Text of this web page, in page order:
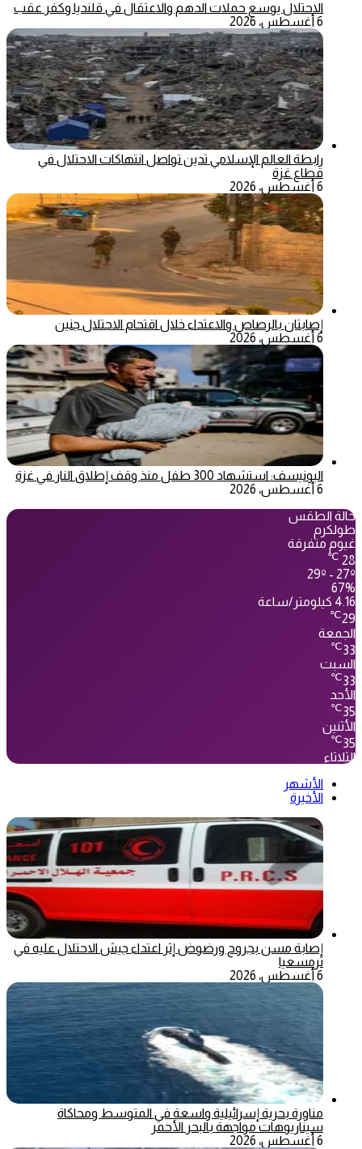
الاحتلال يوسع حملات الدهم والاعتقال في قلنديا وكفر عقب
6 أغسطس، 2026
رابطة العالم الإسلامي تدين تواصل انتهاكات الاحتلال في
قطاع غزة
6 أغسطس، 2026
إصابتان بالرصاص والاعتداء خلال اقتحام الاحتلال جنين
6 أغسطس، 2026
اليونيسف: استشهاد 300 طفل منذ وقف إطلاق النار في غزة
6 أغسطس، 2026
حالة الطقس
طولكرم
غيوم متفرقة
28
℃
29º - 27º
67%
4.16 كيلومتر/ساعة
29
℃
الجمعة
33
℃
السبت
33
℃
الأحد
35
℃
الأثنين
35
℃
الثلاثاء
الأشهر
الأخيرة
إصابة مسن بجروح ورضوض إثر اعتداء جيش الاحتلال عليه في
ترمسعيا
6 أغسطس، 2026
مناورة بحرية إسرائيلية واسعة في المتوسط ومحاكاة
سيناريوهات مواجهة بالبحر الأحمر
6 أغسطس، 2026